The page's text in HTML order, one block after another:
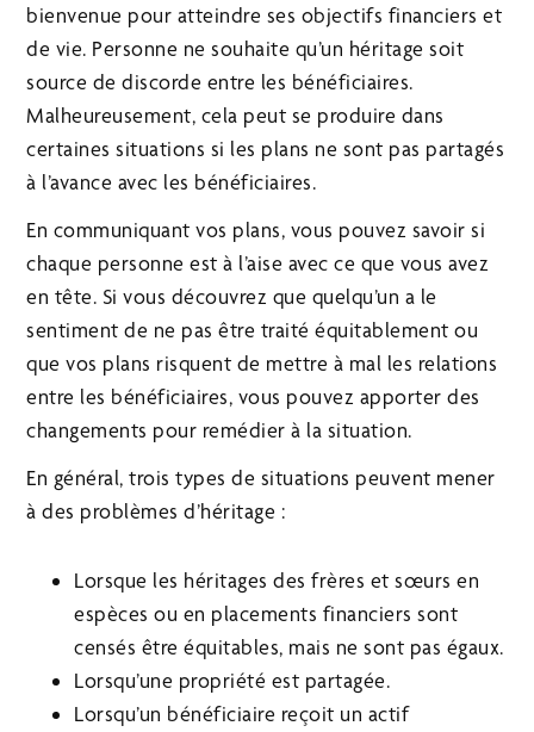
bienvenue pour atteindre ses objectifs financiers et
de vie. Personne ne souhaite qu’un héritage soit
source de discorde entre les bénéficiaires.
Malheureusement, cela peut se produire dans
certaines situations si les plans ne sont pas partagés
à l’avance avec les bénéficiaires.
En communiquant vos plans, vous pouvez savoir si
chaque personne est à l’aise avec ce que vous avez
en tête. Si vous découvrez que quelqu’un a le
sentiment de ne pas être traité équitablement ou
que vos plans risquent de mettre à mal les relations
entre les bénéficiaires, vous pouvez apporter des
changements pour remédier à la situation.
En général, trois types de situations peuvent mener
à des problèmes d’héritage :
Lorsque les héritages des frères et sœurs en
espèces ou en placements financiers sont
censés être équitables, mais ne sont pas égaux.
Lorsqu’une propriété est partagée.
Lorsqu’un bénéficiaire reçoit un actif